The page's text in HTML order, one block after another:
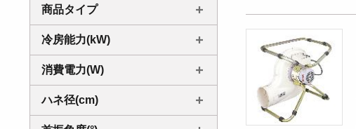
商品タイプ
冷房能力(kW)
消費電力(W)
ハネ径(cm)